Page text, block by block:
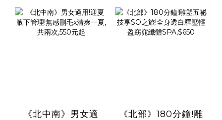
《北中南》男女適
《北部》180分鐘!雕